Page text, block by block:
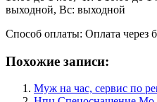
выходной, Вс: выходной
Способ оплаты: Оплата через
Похожие записи:
Муж на час, сервис по